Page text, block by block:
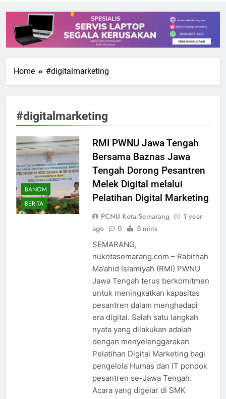
Home #digitalmarketing
#digitalmarketing
BANOM
BERITA
RMI PWNU Jawa Tengah
Bersama Baznas Jawa
Tengah Dorong Pesantren
Melek Digital melalui
Pelatihan Digital Marketing
PCNU Kota Semarang
1 year
ago
0 5 mins
SEMARANG,
nukotasemarang.com – Rabithah
Ma’ahid Islamiyah (RMI) PWNU
Jawa Tengah terus berkomitmen
untuk meningkatkan kapasitas
pesantren dalam menghadapi
era digital. Salah satu langkah
nyata yang dilakukan adalah
dengan menyelenggarakan
Pelatihan Digital Marketing bagi
pengelola Humas dan IT pondok
pesantren se-Jawa Tengah.
Acara yang digelar di SMK